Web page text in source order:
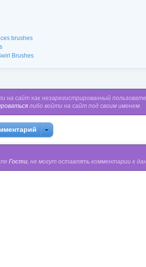
brushes
Brushes
сайт как незарегистрированный
либо войти на сайт под своим именем.
Гости , не могут оставлять комментарии к